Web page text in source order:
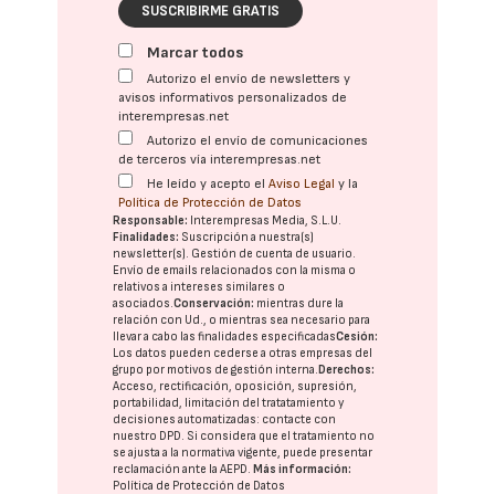
SUSCRIBIRME GRATIS
Marcar todos
Autorizo el envío de newsletters y
avisos informativos personalizados de
interempresas.net
Autorizo el envío de comunicaciones
de terceros vía interempresas.net
He leído y acepto elAviso Legal y la
Política de Protección de Datos
Responsable: Interempresas Media, S.L.U.
Finalidades: Suscripción a nuestra(s)
newsletter(s). Gestión de cuenta de usuario.
Envío de emails relacionados con la misma o
relativos a intereses similares o
asociados.Conservación: mientras dure la
relación con Ud., o mientras sea necesario para
llevar a cabo las finalidades especificadasCesión:
Los datos pueden cederse a otras empresas del
grupo por motivos de gestión interna.Derechos:
Acceso, rectificación, oposición, supresión,
portabilidad, limitación del tratatamiento y
decisiones automatizadas: contacte con
nuestro DPD. Si considera que el tratamiento no
se ajusta a la normativa vigente, puede presentar
reclamación ante laAEPD.Más información:
Política de Protección de Datos